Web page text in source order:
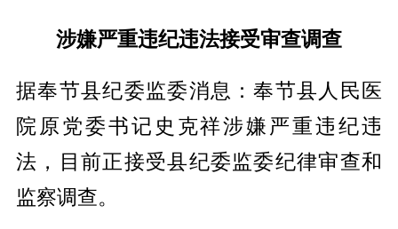
涉嫌严重违纪违法接受审查调查
据奉节县纪委监委消息：奉节县人民医
院原党委书记史克祥涉嫌严重违纪违
法，目前正接受县纪委监委纪律审查和
监察调查。